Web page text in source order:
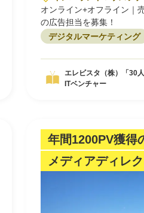
オンライン+オフライン｜
の広告担当を募集！
デジタルマーケティング
エレビスタ（株）「30
ITベンチャー
年間1200PV獲得
メディアディレ